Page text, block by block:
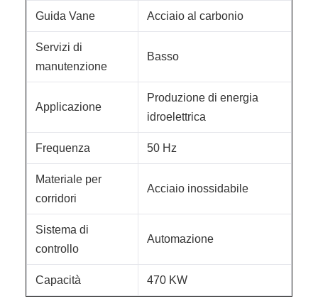
Guida Vane Acciaio al carbonio
Servizi di
manutenzione
Basso
Applicazione
Produzione di energia
idroelettrica
Frequenza 50 Hz
Materiale per
corridori
Acciaio inossidabile
Sistema di
controllo
Automazione
Capacità 470 KW